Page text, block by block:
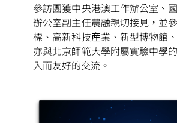
參訪團獲中央港澳工作辦公室、
辦公室副主任農融親切接見，並
標、高新科技産業、新型博物館
亦與北京師範大學附屬實驗中學
入而友好的交流。
掃一掃關注我們的社交媒體，緊